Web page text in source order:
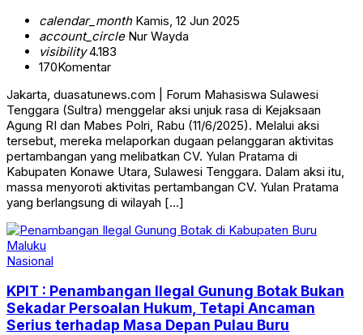
calendar_monthKamis, 12 Jun 2025
account_circleNur Wayda
visibility4.183
170Komentar
Jakarta, duasatunews.com | Forum Mahasiswa Sulawesi
Tenggara (Sultra) menggelar aksi unjuk rasa di Kejaksaan
Agung RI dan Mabes Polri, Rabu (11/6/2025). Melalui aksi
tersebut, mereka melaporkan dugaan pelanggaran aktivitas
pertambangan yang melibatkan CV. Yulan Pratama di
Kabupaten Konawe Utara, Sulawesi Tenggara. Dalam aksi itu,
massa menyoroti aktivitas pertambangan CV. Yulan Pratama
yang berlangsung di wilayah […]
Nasional
KPIT : Penambangan Ilegal Gunung Botak Bukan
Sekadar Persoalan Hukum, Tetapi Ancaman
Serius terhadap Masa Depan Pulau Buru